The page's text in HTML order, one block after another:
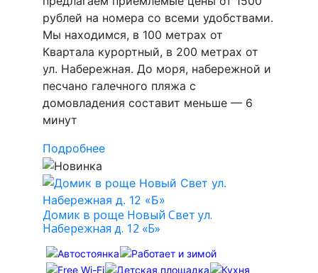
рублей на номера со всеми удобствами.
Мы находимся, в 100 метрах от
Квартала курортный, в 200 метрах от
ул. Набережная. До моря, набережной и
песчано галечного пляжа с
домовладения составит меньше — 6
минут
Подробнее
Домик в роще Новый Свет ул.
Набережная д. 12 «Б»